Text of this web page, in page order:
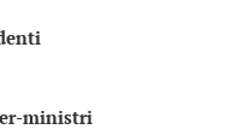
ministri